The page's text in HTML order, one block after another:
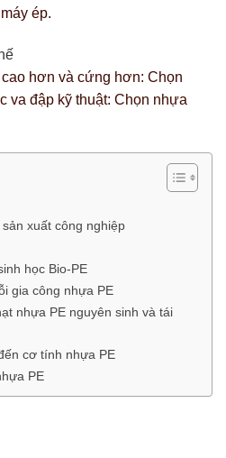
ép.
hơn và cứng hơn: Chọn
va đập kỹ thuật: Chọn nhựa
xuất công nghiệp
học Bio-PE
gia công nhựa PE
nhựa PE nguyên sinh và tái
cơ tính nhựa PE
PE